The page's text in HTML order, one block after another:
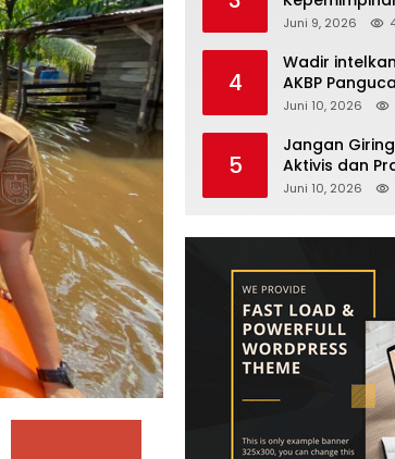
Fernando
Juni 9, 2026
4
Wadir
AKBP
Menghadiri
Cegah
Juni 10, 2026
5
Jangan
Aktivis dan
Larshen
Juni 10, 2026